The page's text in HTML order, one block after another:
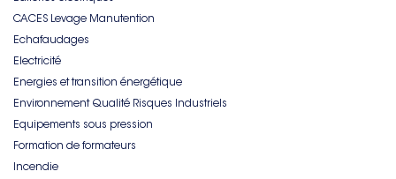
CACES Levage Manutention
Echafaudages
Electricité
Energies et transition énergétique
Environnement Qualité Risques Industriels
Equipements sous pression
Formation de formateurs
Incendie